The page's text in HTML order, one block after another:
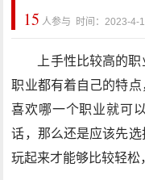
15 人参与 时间：2023-4-
上手性比较高的
职业都有着自己的特
喜欢哪一个职业就可
话，那么还是应该先
玩起来才能够比较轻松